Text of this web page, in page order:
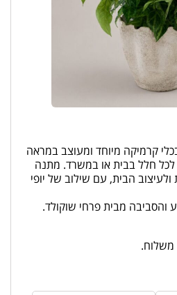
בכלי קרמיקה מיוחד ומעוצב במראה
חלל בבית או במשרד. מתנה
הבית, עם שילוב של יופי
והסביבה מבית פרחי שוקולד.
משלוח.